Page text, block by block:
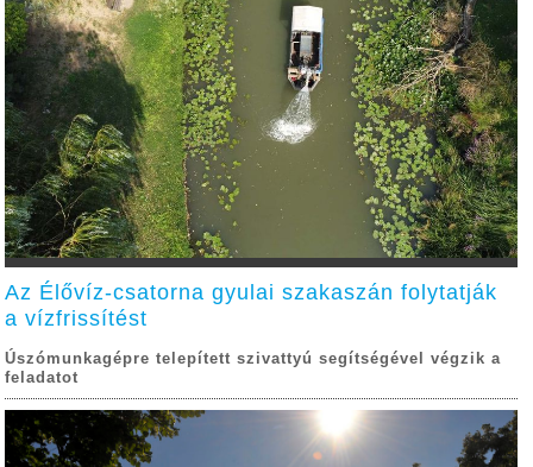
Az Élővíz-csatorna gyulai szakaszán folytatják
a vízfrissítést
Úszómunkagépre telepített szivattyú segítségével végzik a
feladatot